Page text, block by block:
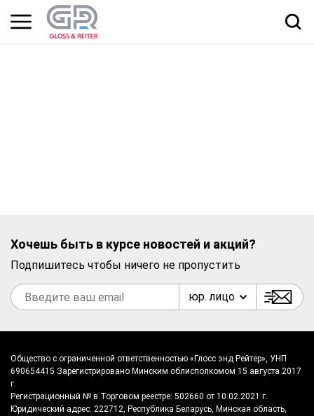
Хочешь быть в курсе новостей и акций?
Подпишитесь чтобы ничего не пропустить
юр. лицо
Общество с ограниченной ответственностью «Глосс энд Рейтер», УНП
690654415 Зарегистрировано Минским облисполкомом 15 августа 2017
г.
Регистрационный № в Торговом реестре: 502660 от 10.02.2021 г.
Юридический адрес: 222712, Республика Беларусь, Минская область,